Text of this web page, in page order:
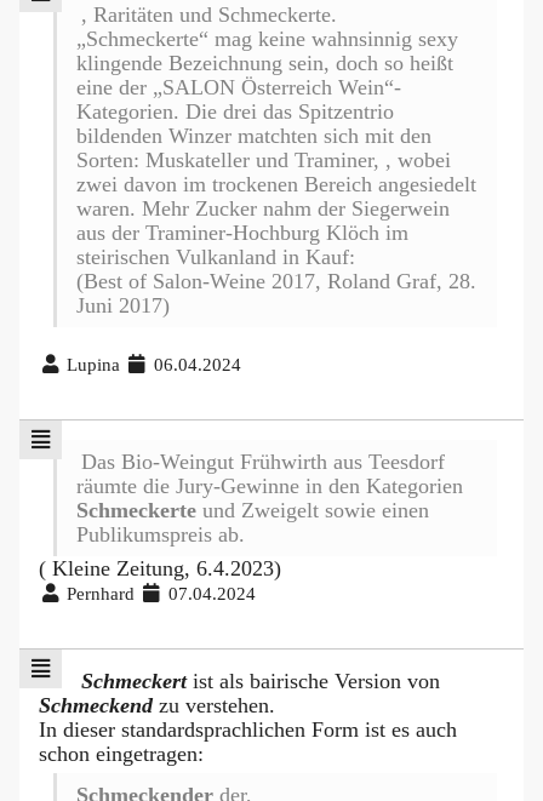
, Raritäten und Schmeckerte.
„Schmeckerte“ mag keine wahnsinnig sexy
klingende Bezeichnung sein, doch so heißt
eine der „SALON Österreich Wein“-
Kategorien. Die drei das Spitzentrio
bildenden Winzer matchten sich mit den
Sorten: Muskateller und Traminer, , wobei
zwei davon im trockenen Bereich angesiedelt
waren. Mehr Zucker nahm der Siegerwein
aus der Traminer-Hochburg Klöch im
steirischen Vulkanland in Kauf:
(Best of Salon-Weine 2017, Roland Graf, 28.
Juni 2017)
Lupina 06.04.2024
Das Bio-Weingut Frühwirth aus Teesdorf
räumte die Jury-Gewinne in den Kategorien
Schmeckerte und Zweigelt sowie einen
Publikumspreis ab.
( Kleine Zeitung, 6.4.2023)
Pernhard 07.04.2024
Schmeckertist als bairische Version von
Schmeckendzu verstehen.
In dieser standardsprachlichen Form ist es auch
schon eingetragen:
Schmeckender der,